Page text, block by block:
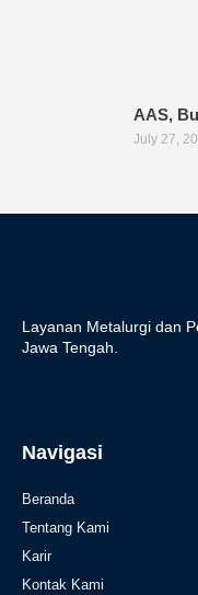
AAS,
July 27,
Layanan Metalurgi dan
Jawa Tengah.
Navigasi
Beranda
Tentang Kami
Karir
Kontak Kami